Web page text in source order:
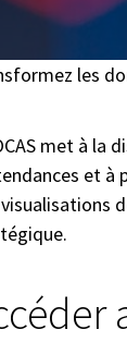
les
met à la
et à